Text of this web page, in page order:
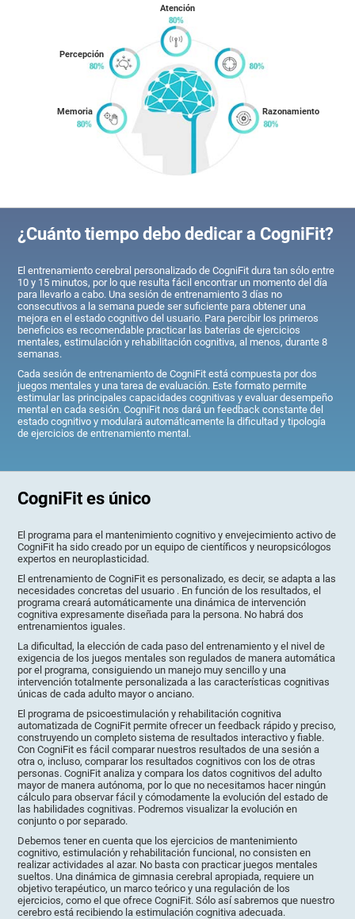
Memoria
Percepción
Atención
Razonamiento
¿Cuánto tiempo debo dedicar a CogniFit?
El entrenamiento cerebral personalizado de CogniFit dura tan sólo entre
10 y 15 minutos, por lo que resulta fácil encontrar un momento del día
para llevarlo a cabo. Una sesión de entrenamiento 3 días no
consecutivos a la semana puede ser suficiente para obtener una
mejora en el estado cognitivo del usuario. Para percibir los primeros
beneficios es recomendable practicar las baterías de ejercicios
mentales, estimulación y rehabilitación cognitiva, al menos, durante 8
semanas.
Cada sesión de entrenamiento de CogniFit está compuesta por dos
juegos mentales y una tarea de evaluación. Este formato permite
estimular las principales capacidades cognitivas y evaluar desempeño
mental en cada sesión. CogniFit nos dará un feedback constante del
estado cognitivo y modulará automáticamente la dificultad y tipología
de ejercicios de entrenamiento mental.
CogniFit es único
El programa para el mantenimiento cognitivo y envejecimiento activo de
CogniFit ha sido creado por un equipo de científicos y neuropsicólogos
expertos en neuroplasticidad.
El entrenamiento de CogniFit es personalizado, es decir, se adapta a las
necesidades concretas del usuario . En función de los resultados, el
programa creará automáticamente una dinámica de intervención
cognitiva expresamente diseñada para la persona. No habrá dos
entrenamientos iguales.
La dificultad, la elección de cada paso del entrenamiento y el nivel de
exigencia de los juegos mentales son regulados de manera automática
por el programa, consiguiendo un manejo muy sencillo y una
intervención totalmente personalizada a las características cognitivas
únicas de cada adulto mayor o anciano.
El programa de psicoestimulación y rehabilitación cognitiva
automatizada de CogniFit permite ofrecer un feedback rápido y preciso,
construyendo un completo sistema de resultados interactivo y fiable.
Con CogniFit es fácil comparar nuestros resultados de una sesión a
otra o, incluso, comparar los resultados cognitivos con los de otras
personas. CogniFit analiza y compara los datos cognitivos del adulto
mayor de manera autónoma, por lo que no necesitamos hacer ningún
cálculo para observar fácil y cómodamente la evolución del estado de
las habilidades cognitivas. Podremos visualizar la evolución en
conjunto o por separado.
Debemos tener en cuenta que los ejercicios de mantenimiento
cognitivo, estimulación y rehabilitación funcional, no consisten en
realizar actividades al azar. No basta con practicar juegos mentales
sueltos. Una dinámica de gimnasia cerebral apropiada, requiere un
objetivo terapéutico, un marco teórico y una regulación de los
ejercicios, como el que ofrece CogniFit. Sólo así sabremos que nuestro
cerebro está recibiendo la estimulación cognitiva adecuada.